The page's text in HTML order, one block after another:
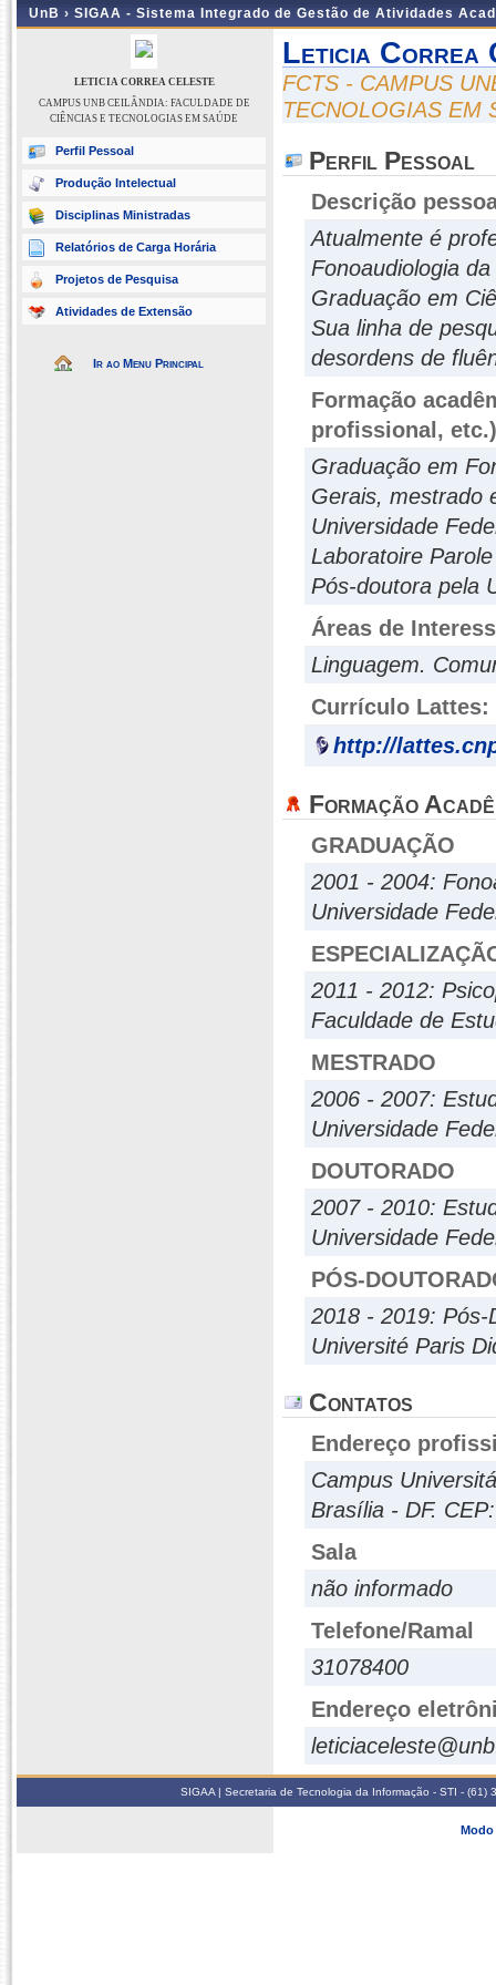
UnB › SIGAA - Sistema Integrado de Gestão de Atividades
LETICIA CORREA CELESTE
CAMPUS UNB CEILÂNDIA: FACULDADE DE
CIÊNCIAS E TECNOLOGIAS EM SAÚDE
Perfil Pessoal
Produção Intelectual
Disciplinas Ministradas
Relatórios de Carga Horária
Projetos de Pesquisa
Atividades de Extensão
Ir ao Menu Principal
Leticia Correa
FCTS - CAMPUS
TECNOLOGIAS EM
Perfil Pessoal
Descrição
Atualmente é
Fonoaudiologia
Graduação em
Sua linha de
desordens de
Formação
profissional, etc.)
Graduação em
Gerais, mestrado
Universidade
Laboratoire
Pós-doutora pela
Áreas de
Linguagem.
Currículo Lattes:
http://
Formação
GRADUAÇÃO
2001 - 2004:
Universidade
2011 - 2012:
Faculdade de
MESTRADO
2006 - 2007:
Universidade
DOUTORADO
2007 - 2010:
Universidade
PÓS-
2018 - 2019: Pós-
Université Paris
Contatos
Endereço
Campus
Brasília - DF.
Sala
não informado
Telefone/Ramal
31078400
Endereço
SIGAA | Secretaria de Tecnologia da Informação - STI -
Modo